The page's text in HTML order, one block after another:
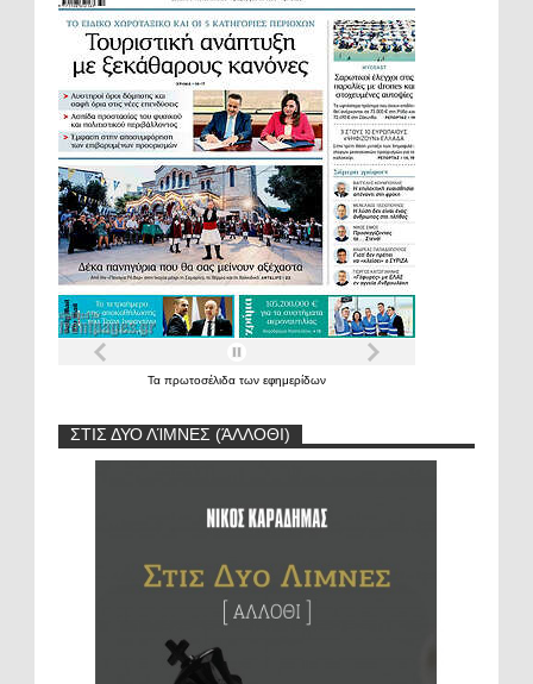
Τα πρωτοσέλιδα των εφημερίδων
ΣΤΙΣ ΔΥΟ ΛΊΜΝΕΣ (ΆΛΛΟΘΙ)